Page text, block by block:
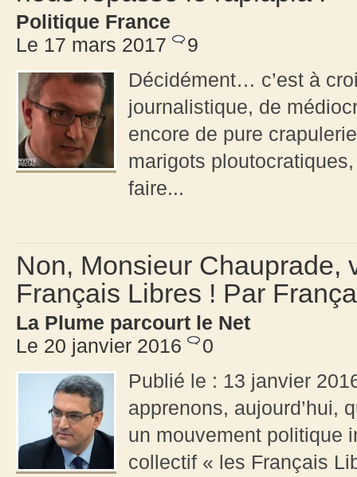
Politique France
Le 17 mars 2017
9
Décidément… c’est à
journalistique, de
encore de pure
marigots
faire...
Non, Monsieur Chauprade,
Français Libres ! Par
La Plume parcourt le Net
Le 20 janvier 2016
0
Publié le : 13 janvier
apprenons, aujourd’hui,
un mouvement politique
collectif « les Français